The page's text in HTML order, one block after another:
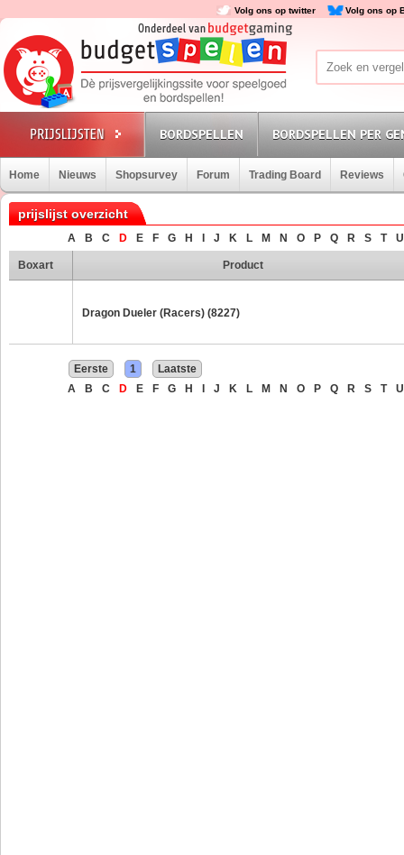
Volg ons op twitter Volg ons op
BORDSPELLEN BORDSPELLEN PER
Home Nieuws Shopsurvey Forum Trading Board Reviews
prijslijst overzicht
A B C D E F G H J K L M N O P Q R S T U
Boxart Product
Dragon Dueler (Racers) (8227)
Eerste 1
Laatste
A
B C D E F G H J K L M N O P Q R S T U